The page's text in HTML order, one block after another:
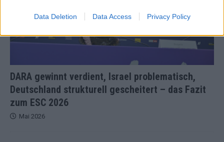
Data Deletion Data Access Privacy Policy
DARA gewinnt verdient, Israel problematisch,
Deutschland strukturell gescheitert – das Fazit
zum ESC 2026
Mai 2026